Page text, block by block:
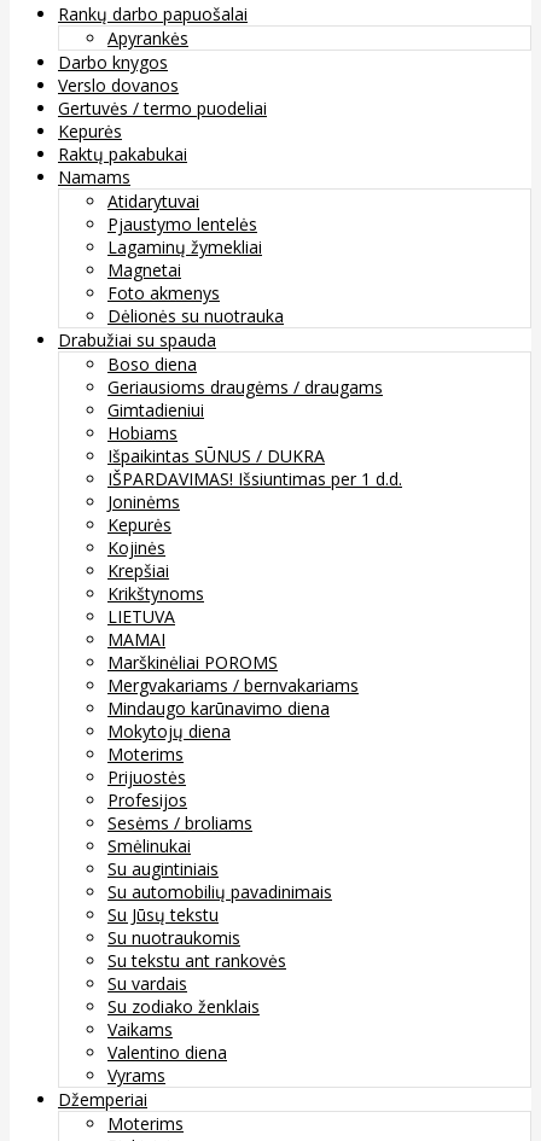
Rankų darbo papuošalai
Apyrankės
Darbo knygos
Verslo dovanos
Gertuvės / termo puodeliai
Kepurės
Raktų pakabukai
Namams
Atidarytuvai
Pjaustymo lentelės
Lagaminų žymekliai
Magnetai
Foto akmenys
Dėlionės su nuotrauka
Drabužiai su spauda
Boso diena
Geriausioms draugėms / draugams
Gimtadieniui
Hobiams
Išpaikintas SŪNUS / DUKRA
IŠPARDAVIMAS! Išsiuntimas per 1 d.d.
Joninėms
Kepurės
Kojinės
Krepšiai
Krikštynoms
LIETUVA
MAMAI
Marškinėliai POROMS
Mergvakariams / bernvakariams
Mindaugo karūnavimo diena
Mokytojų diena
Moterims
Prijuostės
Profesijos
Sesėms / broliams
Smėlinukai
Su augintiniais
Su automobilių pavadinimais
Su Jūsų tekstu
Su nuotraukomis
Su tekstu ant rankovės
Su vardais
Su zodiako ženklais
Vaikams
Valentino diena
Vyrams
Džemperiai
Moterims